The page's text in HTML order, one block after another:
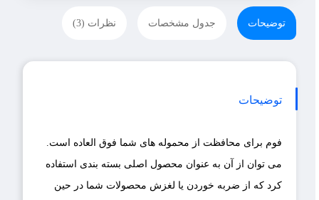
توضیحات جدول مشخصات نظرات (3)
توضیحات
فوم برای محافظت از محموله های شما فوق العاده است.
می توان از آن به عنوان محصول اصلی بسته بندی استفاده
کرد که از ضربه خوردن یا لغزش محصولات شما در حین